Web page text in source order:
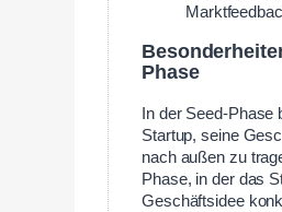
Phase
In der Seed-Phase
Startup, seine
nach außen zu
Phase, in der das
Geschäftsidee